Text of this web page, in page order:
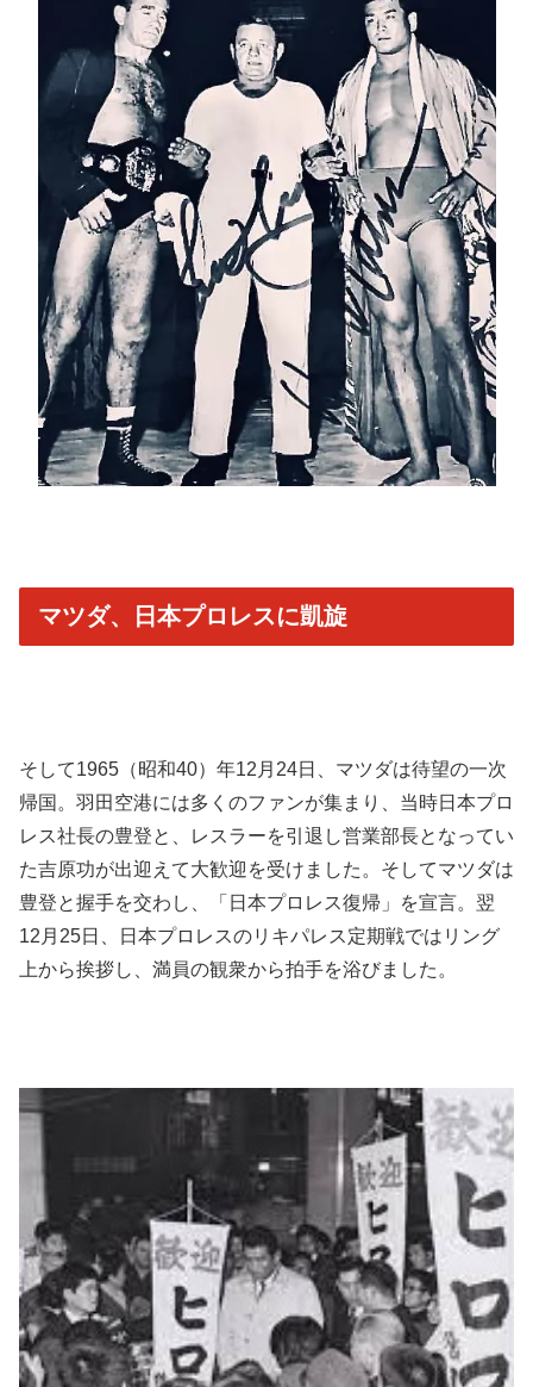
マツダ、日本プロレスに凱旋
そして1965（昭和40）年12月24日、マツダは待望の一次
帰国。羽田空港には多くのファンが集まり、当時日本プロ
レス社長の豊登と、レスラーを引退し営業部長となってい
た吉原功が出迎えて大歓迎を受けました。そしてマツダは
豊登と握手を交わし、「日本プロレス復帰」を宣言。翌
12月25日、日本プロレスのリキパレス定期戦ではリング
上から挨拶し、満員の観衆から拍手を浴びました。